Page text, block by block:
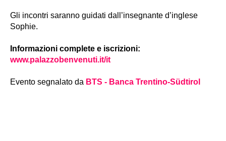
Gli incontri saranno guidati dall’insegnante d’inglese
Sophie.
Informazioni complete e iscrizioni:
www.palazzobenvenuti.it/it
Evento segnalato da BTS - Banca Trentino-Südtirol